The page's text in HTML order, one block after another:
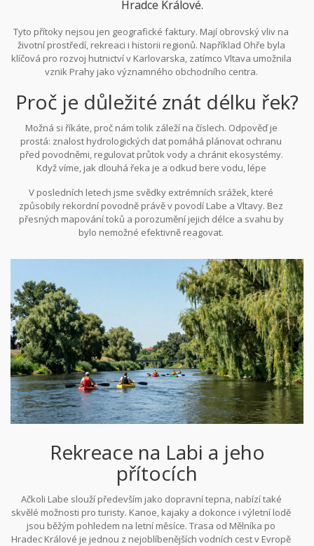
Hradce Králové.
Tyto přítoky nejsou jen geografické faktury. Mají obrovský vliv na
životní prostředí, rekreaci i historii regionů. Například Ohře byla
klíčová pro rozvoj hutnictví v Karlovarska, zatímco Vltava umožnila
vznik Prahy jako významného obchodního centra.
Proč je důležité znát délku řek?
Možná si říkáte, proč nám tolik záleží na číslech. Odpověď je
prostá: znalost hydrologických dat pomáhá plánovat ochranu
před povodněmi, regulovat průtok vody a chránit ekosystémy.
Když víme, jak dlouhá řeka je a odkud bere vodu, lépe
V posledních letech jsme svědky extrémních srážek, které
způsobily rekordní povodně právě v povodí Labe a Vltavy. Bez
přesných mapování toků a porozumění jejich délce a svahu by
bylo nemožné efektivně reagovat.
Rekreace na Labi a jeho
přítocích
Ačkoli Labe slouží především jako dopravní tepna, nabízí také
skvělé možnosti pro turisty. Kanoe, kajaky a dokonce i výletní lodě
jsou běžým pohledem na letní měsíce. Trasa od Mělníka po
Hradec Králové je jednou z nejoblíbenějších vodních cest v Evropě